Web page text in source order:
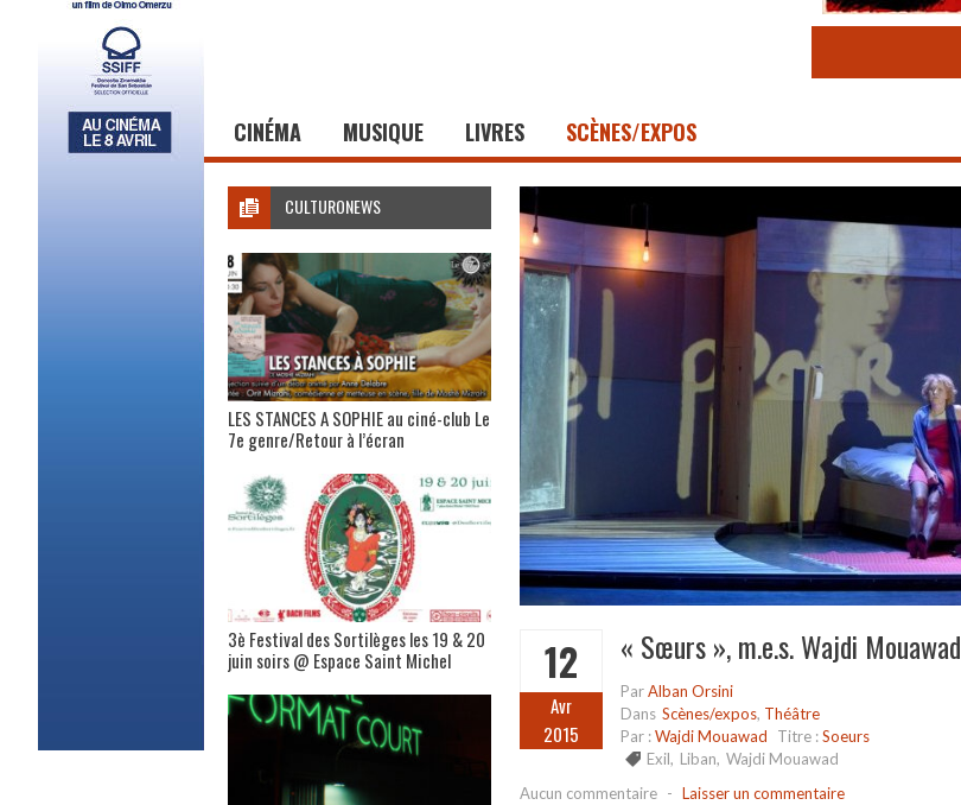
CINÉMA MUSIQUE LIVRES SCÈNES/EXPOS
12
Avr
2015
« Sœurs », m.e.s. Wajdi Mouawad
ParAlban Orsini
Dans Scènes/expos, Théâtre
Par :Wajdi Mouawad Titre :Soeurs
Exil, Liban, Wajdi Mouawad
Aucun commentaire - Laisser un commentaire
CULTURONEWS
LES STANCES A SOPHIE au ciné-club Le
7e genre/Retour à l’écran
3è Festival des Sortilèges les 19 & 20
juin soirs @ Espace Saint Michel